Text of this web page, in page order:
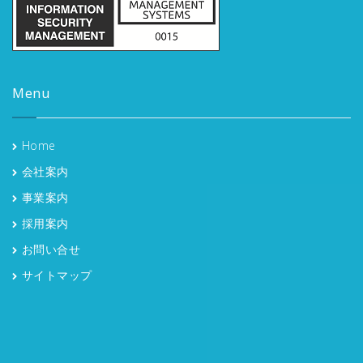
Menu
Home
会社案内
事業案内
採用案内
お問い合せ
サイトマップ